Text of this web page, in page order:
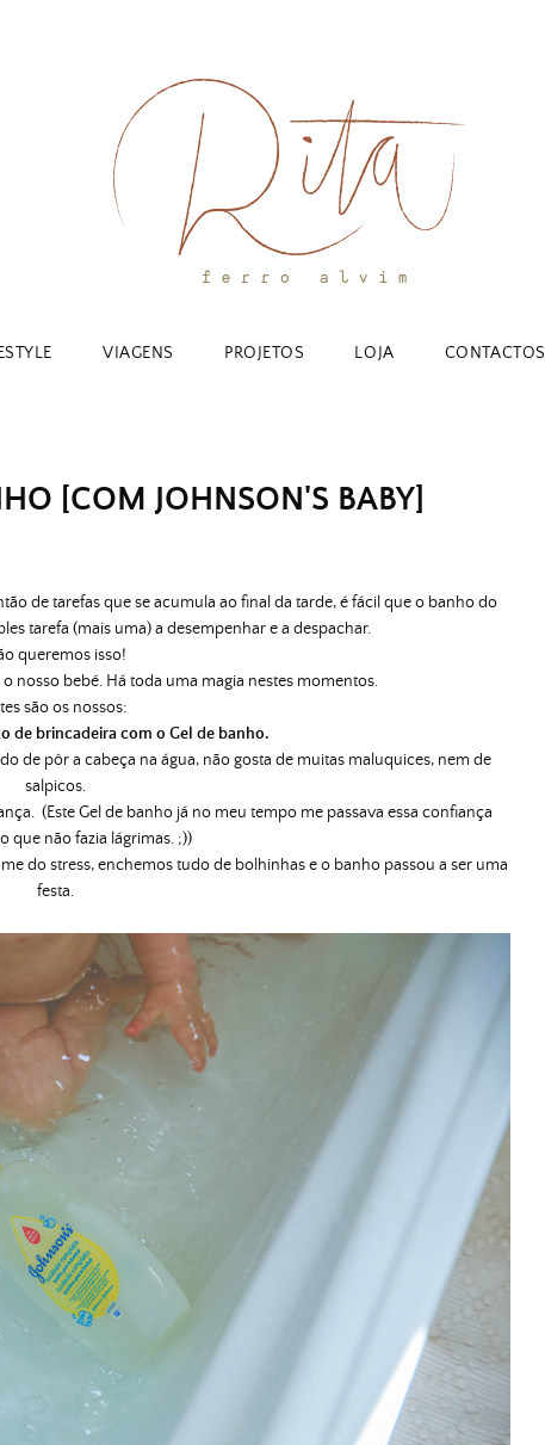
VIAGENS PROJETOS LOJA CONTACTOS
[COM JOHNSON'S BABY]
de tarefas que se acumula ao final da tarde, é fácil que o banho do
tarefa (mais uma) a desempenhar e a despachar.
queremos isso!
nosso bebé. Há toda uma magia nestes momentos.
são os nossos:
de brincadeira com o Gel de banho.
de pôr a cabeça na água, não gosta de muitas maluquices, nem de
salpicos.
(Este Gel de banho já no meu tempo me passava essa confiança
que não fazia lágrimas. ;))
do stress, enchemos tudo de bolhinhas e o banho passou a ser uma
festa.